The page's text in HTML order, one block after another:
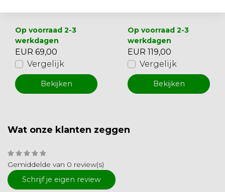
Op voorraad 2-3
werkdagen
EUR 69,00
Vergelijk
Bekijken
Op voorraad 2-3
werkdagen
EUR 119,00
Vergelijk
Bekijken
Wat onze klanten zeggen
Gemiddelde van 0 review(s)
Schrijf je eigen review